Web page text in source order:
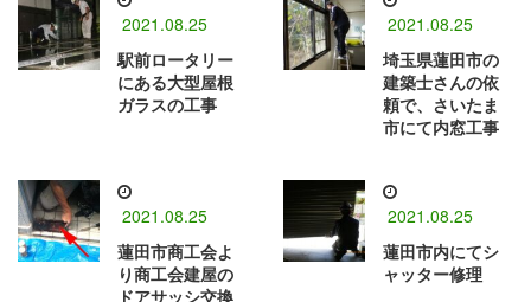
2021.08.25
駅前ロータリー
にある大型屋根
ガラスの工事
2021.08.25
埼玉県蓮田市の
建築士さんの依
頼で、さいたま
市にて内窓工事
2021.08.25
蓮田市商工会よ
り商工会建屋の
ドアサッシ交換
2021.08.25
蓮田市内にてシ
ャッター修理